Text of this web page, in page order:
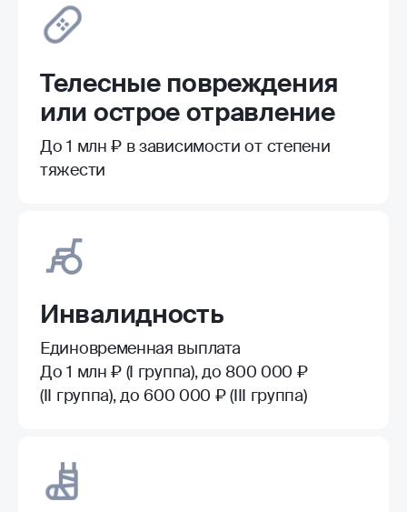
Телесные повреждения
или острое отравление
До 1 млн ₽ в зависимости от степени
тяжести
Инвалидность
Единовременная выплата
До 1 млн ₽ (I группа), до 800 000 ₽
(II группа), до 600 000 ₽ (III группа)